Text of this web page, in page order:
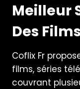
Meilleur
Des
Coflix Fr
films, séries
couvrant